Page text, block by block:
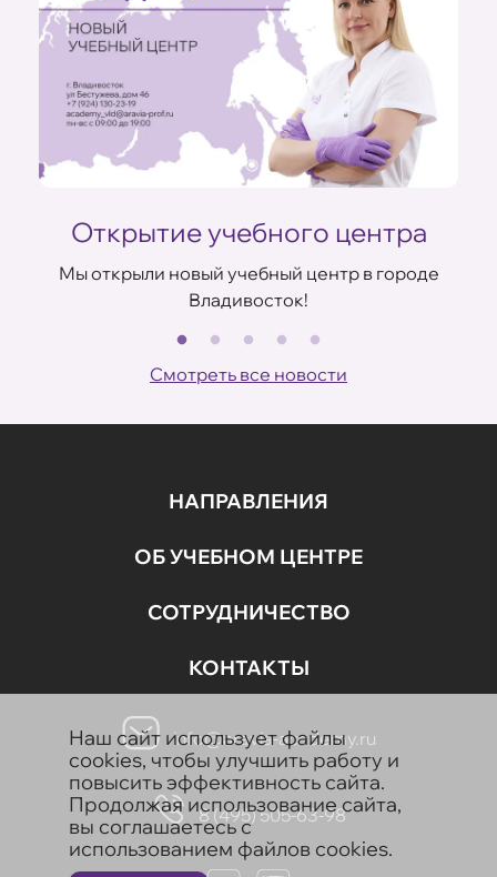
Открытие учебного центра
Мы открыли новый учебный центр в городе
Владивосток!
Смотреть все новости
НАПРАВЛЕНИЯ
ОБ УЧЕБНОМ ЦЕНТРЕ
СОТРУДНИЧЕСТВО
КОНТАКТЫ
info@aravia-academy.ru
8 (495) 505-63-98
Наш сайт использует файлы
cookies, чтобы улучшить работу и
повысить эффективность сайта.
Продолжая использование сайта,
вы соглашаетесь с
использованием файлов cookies.